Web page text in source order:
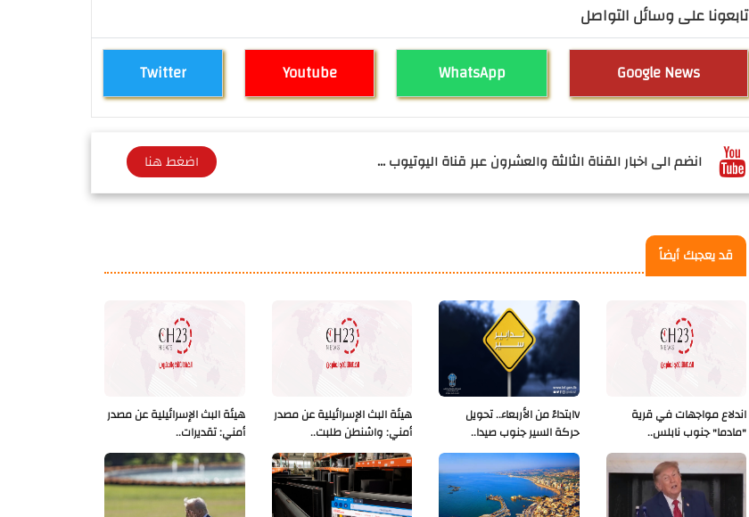
تابعونا على وسائل التواصل
Twitter Youtube WhatsApp Google News
انضم الى اخبار القناة الثالثة والعشرون عبر قناة اليوتيوب ... اضغط هنا
قد يعجبك أيضاً
هيئة البث الإسرائيلية عن مصدر
أمني: تقديرات..
هيئة البث الإسرائيلية عن مصدر
أمني: واشنطن طلبت..
Vابتداءً من الأربعاء.. تحويل
حركة السير جنوب صيدا..
اندلاع مواجهات في قرية
"مادما" جنوب نابلس..